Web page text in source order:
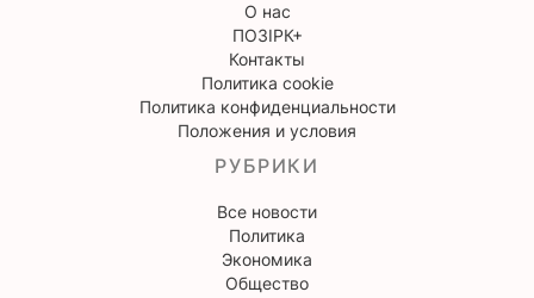
О нас
ПОЗІРК+
Контакты
Политика cookie
Политика конфиденциальности
Положения и условия
РУБРИКИ
Все новости
Политика
Экономика
Общество